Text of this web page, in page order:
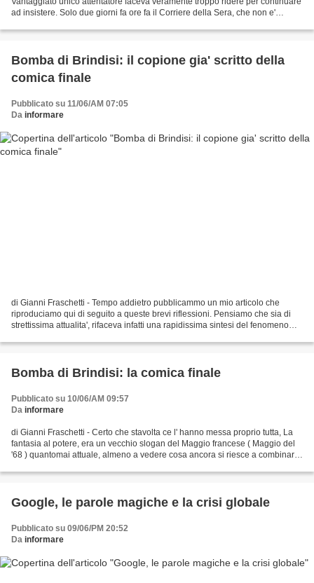
ad insistere. Solo due giorni fa ore fa il Corriere della Sera, che non e'
Bomba di Brindisi: il copione gia' scritto della
comica finale
Pubblicato su 11/06/AM 07:05
Da informare
di Gianni Fraschetti - Tempo addietro pubblicammo un mio articolo che
riproduciamo qui di seguito a queste brevi riflessioni. Pensiamo che sia di
strettissima attualita', rifaceva infatti una rapidissima sintesi del fenomeno
Bomba di Brindisi: la comica finale
Pubblicato su 10/06/AM 09:57
Da informare
di Gianni Fraschetti - Certo che stavolta ce l' hanno messa proprio tutta, La
fantasia al potere, era un vecchio slogan del Maggio francese ( Maggio del
'68 ) quantomai attuale, almeno a vedere cosa ancora si riesce a combinare.
Google, le parole magiche e la crisi globale
Pubblicato su 09/06/PM 20:52
Da informare